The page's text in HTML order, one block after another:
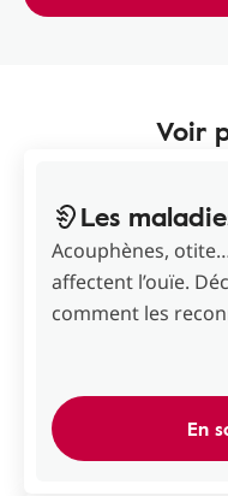
Voir
Les
Acouphènes,
affectent l’ouïe.
comment les
En